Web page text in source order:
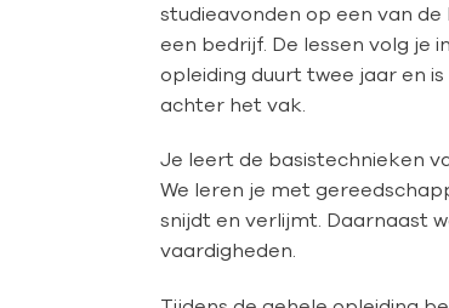
studieavonden op een van
een bedrijf. De lessen volg je
opleiding duurt twee jaar en
achter het vak.
Je leert de basistechnieken
We leren je met
snijdt en verlijmt. Daarnaast
vaardigheden.